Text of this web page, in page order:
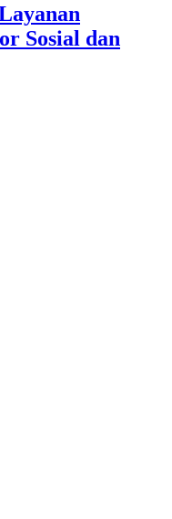
Sosial dan